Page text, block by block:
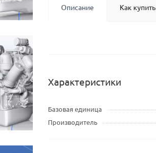
Описание Как купить
Характеристики
Базовая единица
Производитель